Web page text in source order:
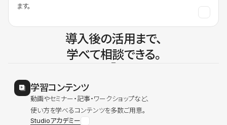
ます。
導入後の活用まで、
学べて相談できる。
学習コンテンツ
動画やセミナー・記事・ワークショップなど、
使い方を学べるコンテンツを多数ご用意。
Studioアカデミー